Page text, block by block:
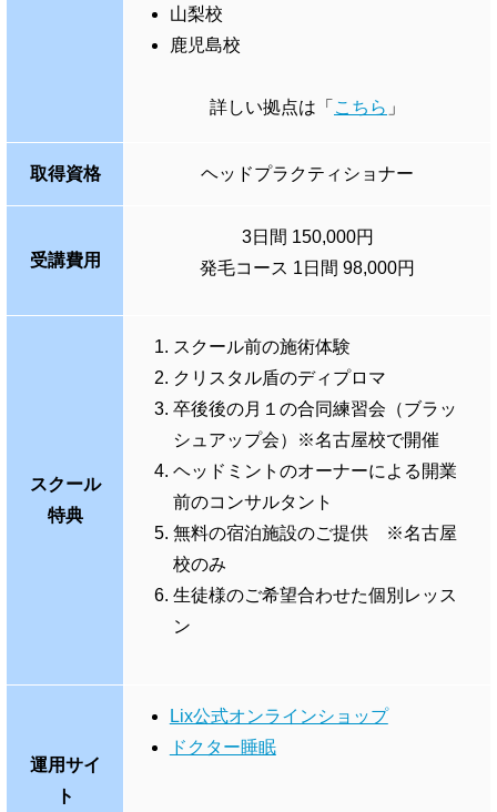
山梨校
鹿児島校
詳しい拠点は「 こちら 」
取得資格 ヘッドプラクティショナー
受講費用
3日間 150,000円
発毛コース 1日間 98,000円
スクール
特典
スクール前の施術体験
クリスタル盾のディプロマ
卒後後の月１の合同練習会（ブラッ
シュアップ会）※名古屋校で開催
ヘッドミントのオーナーによる開業
前のコンサルタント
無料の宿泊施設のご提供 ※名古屋
校のみ
生徒様のご希望合わせた個別レッス
ン
運用サイ
ト
Lix公式オンラインショップ
ドクター睡眠